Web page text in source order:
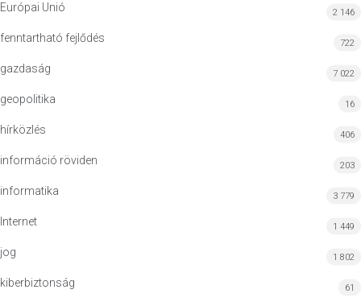
Európai Unió 2 146
fenntartható fejlődés 722
gazdaság 7 022
geopolitika 16
hírközlés 406
információ röviden 203
informatika 3 779
Internet 1 449
jog 1 802
kiberbiztonság 61